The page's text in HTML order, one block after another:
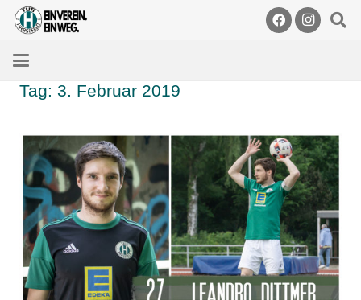
Tag: 3. Februar 2019